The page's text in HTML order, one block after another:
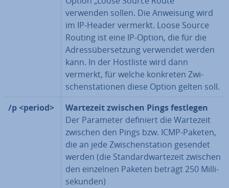
verwenden sollen. Die Anweisung wird
im IP-Header vermerkt. Loose Source
Routing ist eine IP-Option, die für die
Adress­über­set­zung verwendet werden
kann. In der Hostliste wird dann
vermerkt, für welche konkreten Zwi­
schen­sta­tio­nen diese Option gelten soll.
/p <period>
Wartezeit zwischen Pings festlegen
Der Parameter definiert die Wartezeit
zwischen den Pings bzw. ICMP-Paketen,
die an jede Zwi­schen­sta­ti­on gesendet
werden (die Stan­dard­war­te­zeit zwischen
den einzelnen Paketen beträgt 250 Mil­li­
se­kun­den)